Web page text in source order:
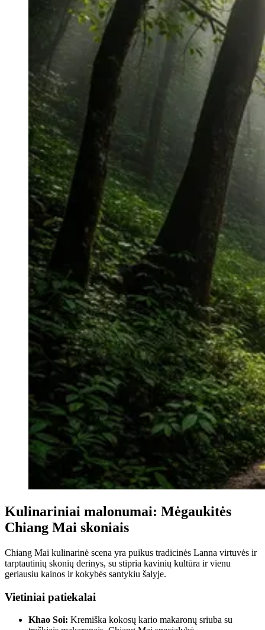
Kulinariniai malonumai: Mėgaukitės
Chiang Mai skoniais
Chiang Mai kulinarinė scena yra puikus tradicinės Lanna virtuvės ir
tarptautinių skonių derinys, su stipria kavinių kultūra ir vienu
geriausiu kainos ir kokybės santykiu šalyje.
Vietiniai patiekalai
Khao Soi: Kremiška kokosų kario makaronų sriuba su